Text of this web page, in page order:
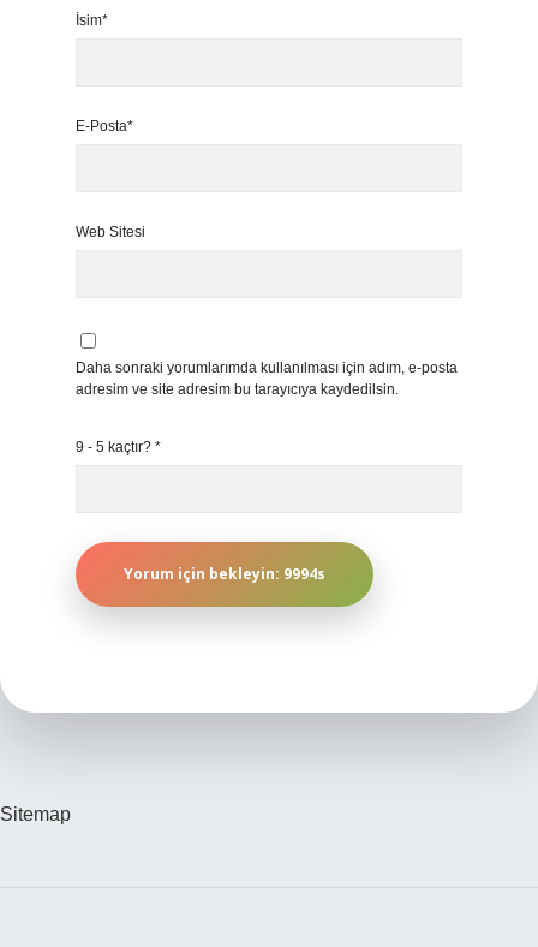
İsim*
E-Posta*
Web Sitesi
Daha sonraki yorumlarımda kullanılması için adım, e-posta
adresim ve site adresim bu tarayıcıya kaydedilsin.
9 - 5 kaçtır? *
Sitemap